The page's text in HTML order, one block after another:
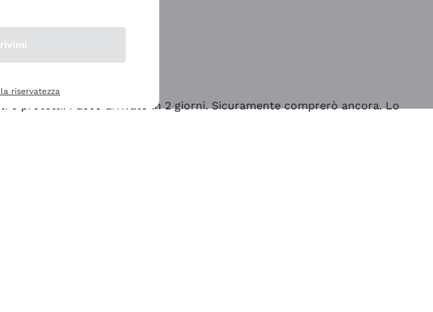
e protetti. Pacco arrivato in 2 giorni. Sicuramente comprerò ancora. Lo
riservatezza